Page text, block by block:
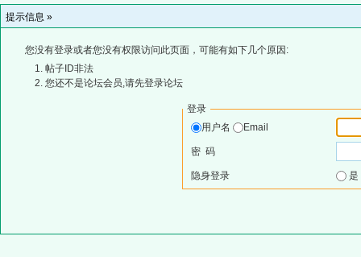
提示信息 »
您没有登录或者您没有权限访问此页面，可能有如下几个原因:
帖子ID非法
您还不是论坛会员,请先登录论坛
登录
用户名
Email
密 码
隐身登录